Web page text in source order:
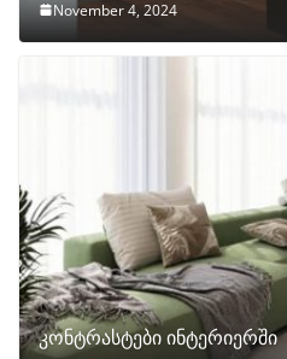
November 4, 2024
კონტრასტები ინტერიერში